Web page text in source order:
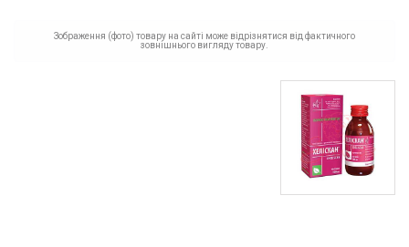
Зображення (фото) товару на сайті може відрізнятися від фактичного
зовнішнього вигляду товару.